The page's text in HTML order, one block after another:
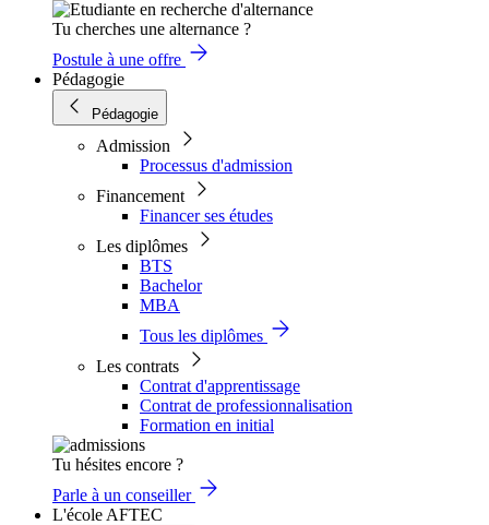
Tu cherches une alternance ?
Postule à une offre
Pédagogie
Pédagogie
Admission
Processus d'admission
Financement
Financer ses études
Les diplômes
BTS
Bachelor
MBA
Tous les diplômes
Les contrats
Contrat d'apprentissage
Contrat de professionnalisation
Formation en initial
Tu hésites encore ?
Parle à un conseiller
L'école AFTEC